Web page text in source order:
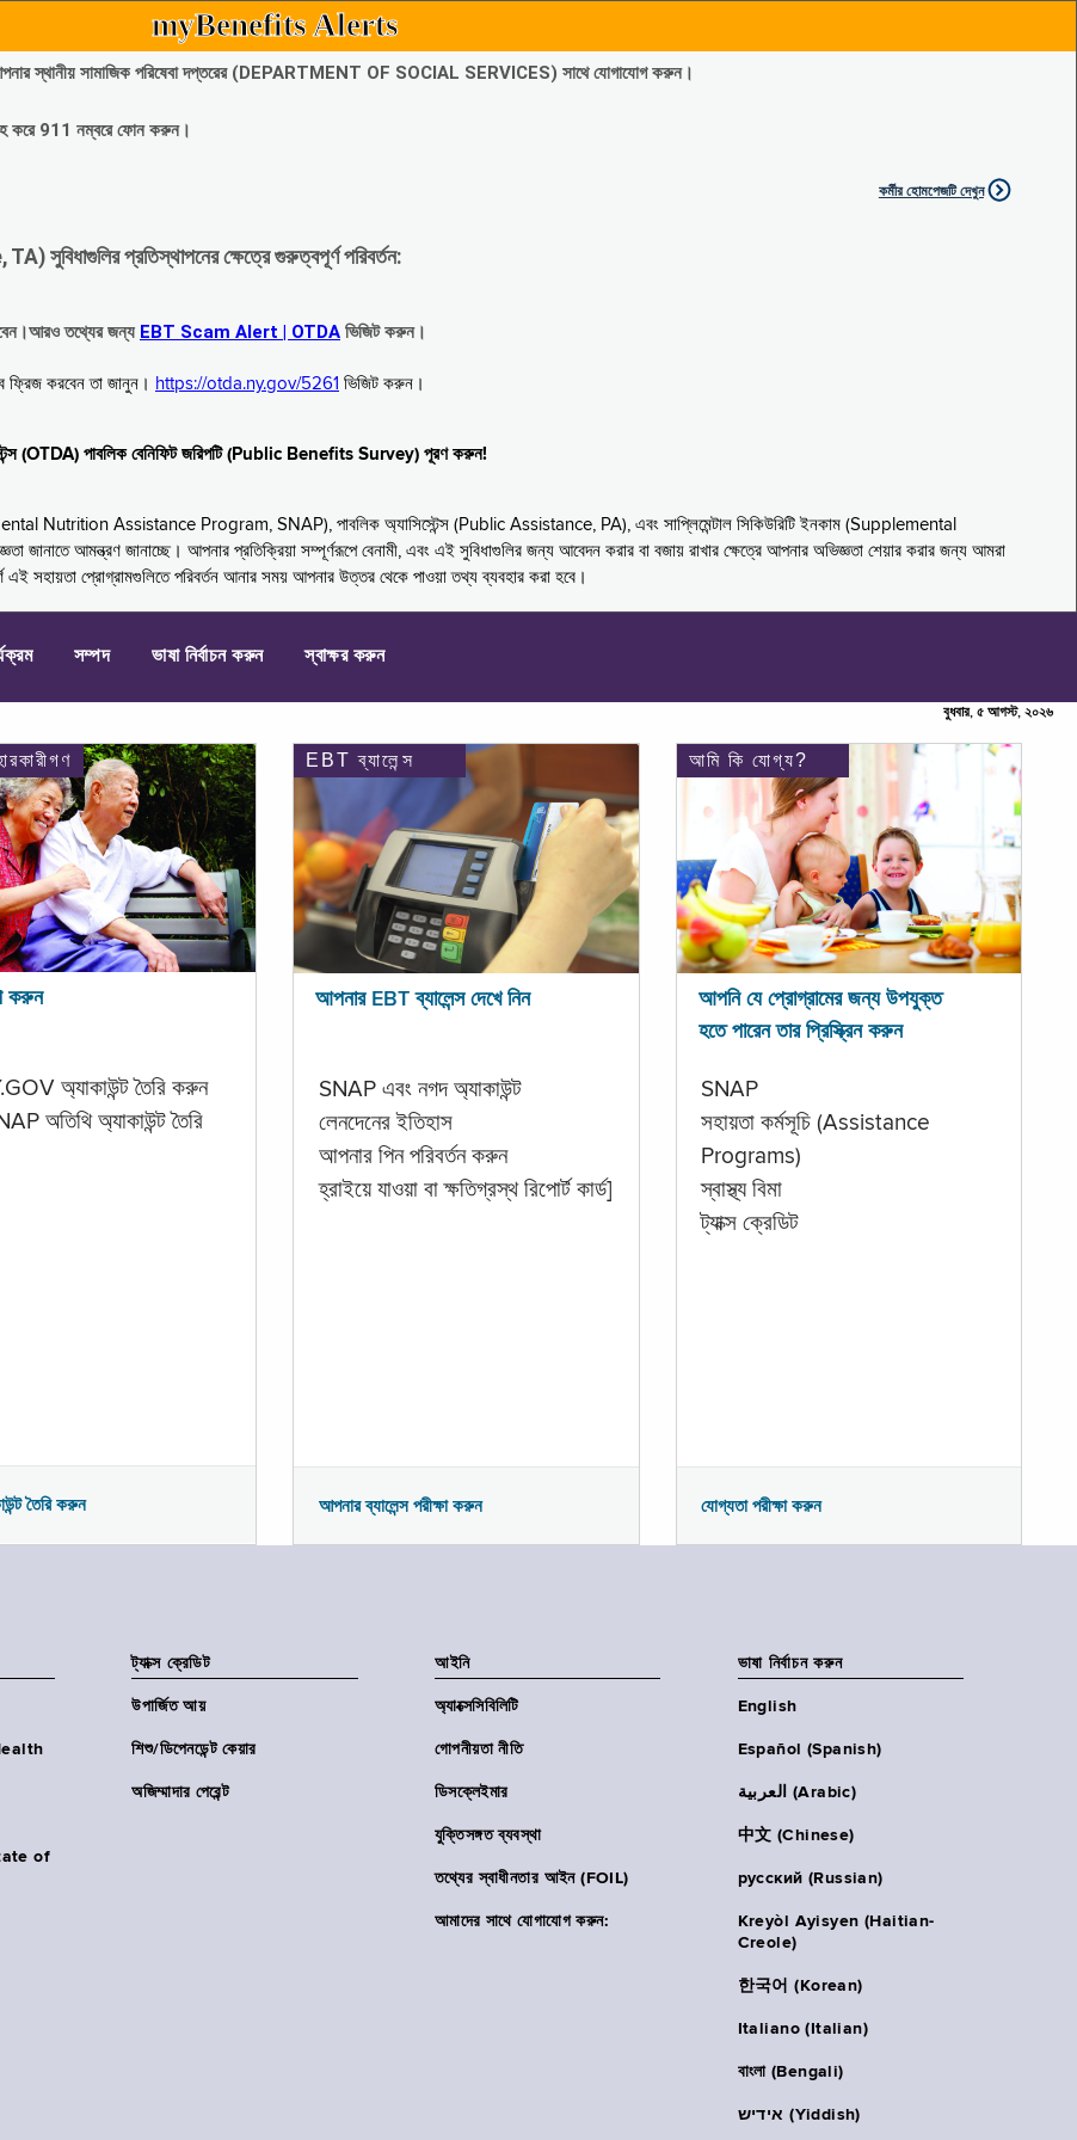
myBenefits Alerts
আপনার স্থানীয় সামাজিক পরিষেবা দপ্তরের (DEPARTMENT OF SOCIAL SERVICES) সাথে যোগাযোগ করুন।
করে 911 নম্বরে ফোন করুন।
কর্মীর হোমপেজটি দেখুন
প্রতিস্থাপনের ক্ষেত্রে গুরুত্বপূর্ণ পরিবর্তন:
তথ্যের জন্য EBT Scam Alert | OTDA ভিজিট করুন।
ফ্রিজ করবেন তা জানুন। https://otda.ny.gov/5261 ভিজিট করুন।
(OTDA) পাবলিক বেনিফিট জরিপটি (Public Benefits Survey) পূরণ করুন!
Nutrition Assistance Program, SNAP), পাবলিক অ্যাসিস্টেন্স (Public Assistance, PA), এবং সাপ্লিমেন্টাল সিকিউরিটি ইনকাম (Supplemental
আমন্ত্রণ জানাচ্ছে। আপনার প্রতিক্রিয়া সম্পূর্ণরূপে বেনামী, এবং এই সুবিধাগুলির জন্য আবেদন করার বা বজায় রাখার ক্ষেত্রে আপনার অভিজ্ঞতা শেয়ার করার জন্য আমরা
সহায়তা প্রোগ্রামগুলিতে পরিবর্তন আনার সময় আপনার উত্তর থেকে পাওয়া তথ্য ব্যবহার করা হবে।
সম্পদ ভাষা নির্বাচন করুন স্বাক্ষর করুন
বুধবার, ৫ আগস্ট, ২০২৬
করুন
অ্যাকাউন্ট তৈরি করুন
অতিথি অ্যাকাউন্ট তৈরি
তৈরি করুন
EBT ব্যালেন্স
আপনার EBT ব্যালেন্স দেখে নিন
SNAP এবং নগদ অ্যাকাউন্ট
লেনদেনের ইতিহাস
আপনার পিন পরিবর্তন করুন
হ্রাইয়ে যাওয়া বা ক্ষতিগ্রস্থ রিপোর্ট কার্ড]
আপনার ব্যালেন্স পরীক্ষা করুন
আমি কি যোগ্য?
আপনি যে প্রোগ্রামের জন্য উপযুক্ত
হতে পারেন তার প্রিস্ক্রিন করুন
SNAP
সহায়তা কর্মসূচি (Assistance
Programs)
স্বাস্থ্য বিমা
ট্যাক্স ক্রেডিট
যোগ্যতা পরীক্ষা করুন
of
ট্যাক্স ক্রেডিট
উপার্জিত আয়
শিশু/ডিপেনডেন্ট কেয়ার
অজিম্মাদার পেরেন্ট
আইনি
অ্যাক্সেসিবিলিটি
গোপনীয়তা নীতি
ডিসক্লেইমার
যুক্তিসঙ্গত ব্যবস্থা
তথ্যের স্বাধীনতার আইন (FOIL)
আমাদের সাথে যোগাযোগ করুন:
ভাষা নির্বাচন করুন
English
Español (Spanish)
العربية (Arabic)
中文 (Chinese)
русский (Russian)
Kreyòl Ayisyen (Haitian-
Creole)
한국어 (Korean)
Italiano (Italian)
বাংলা (Bengali)
אידיש (Yiddish)